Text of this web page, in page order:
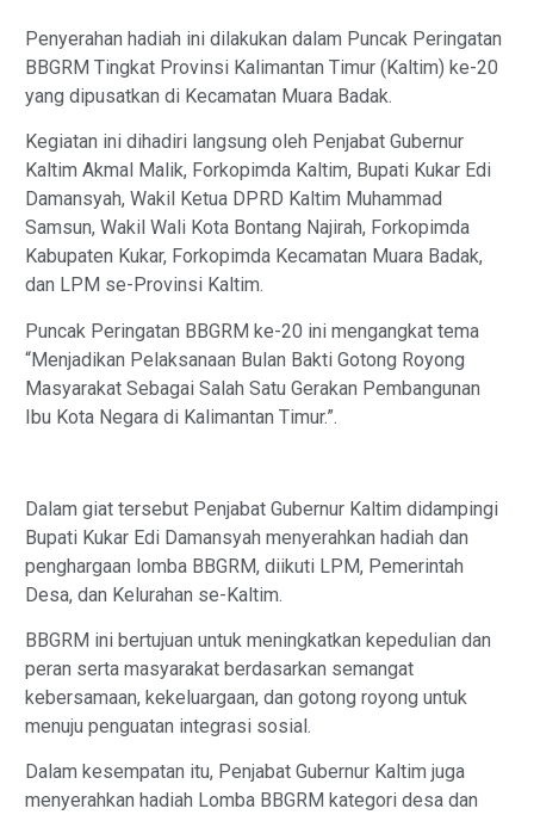
Penyerahan hadiah ini dilakukan dalam Puncak Peringatan
BBGRM Tingkat Provinsi Kalimantan Timur (Kaltim) ke-20
yang dipusatkan di Kecamatan Muara Badak.
Kegiatan ini dihadiri langsung oleh Penjabat Gubernur
Kaltim Akmal Malik, Forkopimda Kaltim, Bupati Kukar Edi
Damansyah, Wakil Ketua DPRD Kaltim Muhammad
Samsun, Wakil Wali Kota Bontang Najirah, Forkopimda
Kabupaten Kukar, Forkopimda Kecamatan Muara Badak,
dan LPM se-Provinsi Kaltim.
Puncak Peringatan BBGRM ke-20 ini mengangkat tema
“Menjadikan Pelaksanaan Bulan Bakti Gotong Royong
Masyarakat Sebagai Salah Satu Gerakan Pembangunan
Ibu Kota Negara di Kalimantan Timur.”.
Dalam giat tersebut Penjabat Gubernur Kaltim didampingi
Bupati Kukar Edi Damansyah menyerahkan hadiah dan
penghargaan lomba BBGRM, diikuti LPM, Pemerintah
Desa, dan Kelurahan se-Kaltim.
BBGRM ini bertujuan untuk meningkatkan kepedulian dan
peran serta masyarakat berdasarkan semangat
kebersamaan, kekeluargaan, dan gotong royong untuk
menuju penguatan integrasi sosial.
Dalam kesempatan itu, Penjabat Gubernur Kaltim juga
menyerahkan hadiah Lomba BBGRM kategori desa dan